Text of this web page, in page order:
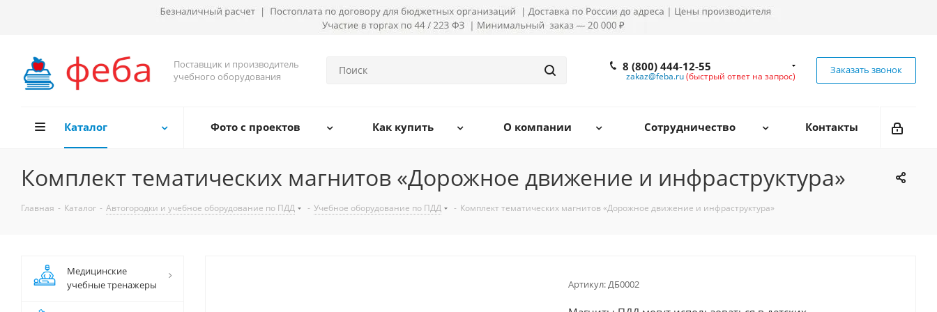
Поставщик и производитель
учебного оборудования
8 (800) 444-12-55
zakaz@feba.ru(быстрый ответ на запрос)
Заказать звонок
Каталог Фото с проектов Как купить О компании Сотрудничество Контакты
Комплект тематических магнитов «Дорожное движение и инфраструктура»
Главная - Каталог - Автогородки и учебное оборудование по ПДД - Учебное оборудование по ПДД - Комплект тематических магнитов «Дорожное движение и инфраструктура»
Артикул:ДБ0002
Медицинские
учебные тренажеры